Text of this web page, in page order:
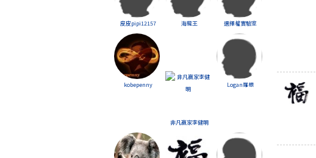
皮皮pipi12157 海龍王 選擇權實驗室
kobepenny
非凡贏家李健明
Logan羅根